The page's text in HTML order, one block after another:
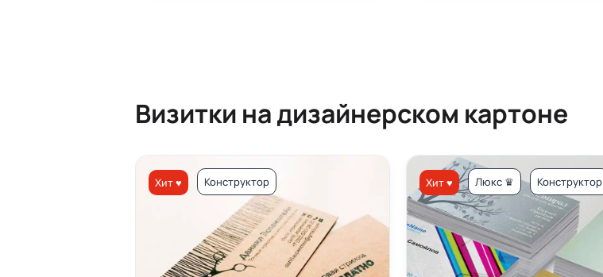
Визитки на дизайнерском картоне
Хит ♥ Конструктор Хит ♥ Люкс ♛ Конструктор